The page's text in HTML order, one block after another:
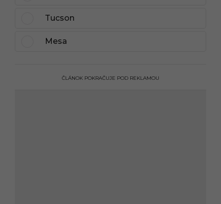
Tucson
Mesa
ČLÁNOK POKRAČUJE POD REKLAMOU